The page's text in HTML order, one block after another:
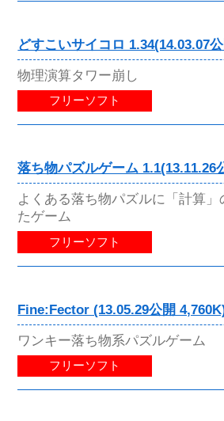
どすこいサイコロ 1.34(14.03.07
物理演算タワー崩し
フリーソフト
落ち物パズルゲーム 1.1(13.11.26
よくある落ち物パズルに「計算
たゲーム
フリーソフト
Fine:Fector (13.05.29公開
ワンキー落ち物系パズルゲーム
フリーソフト